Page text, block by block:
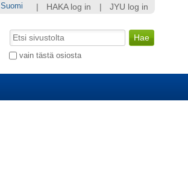
Hae
vain tästä osiosta
Laajennettu
HAKA log in JYU log in
Suomi